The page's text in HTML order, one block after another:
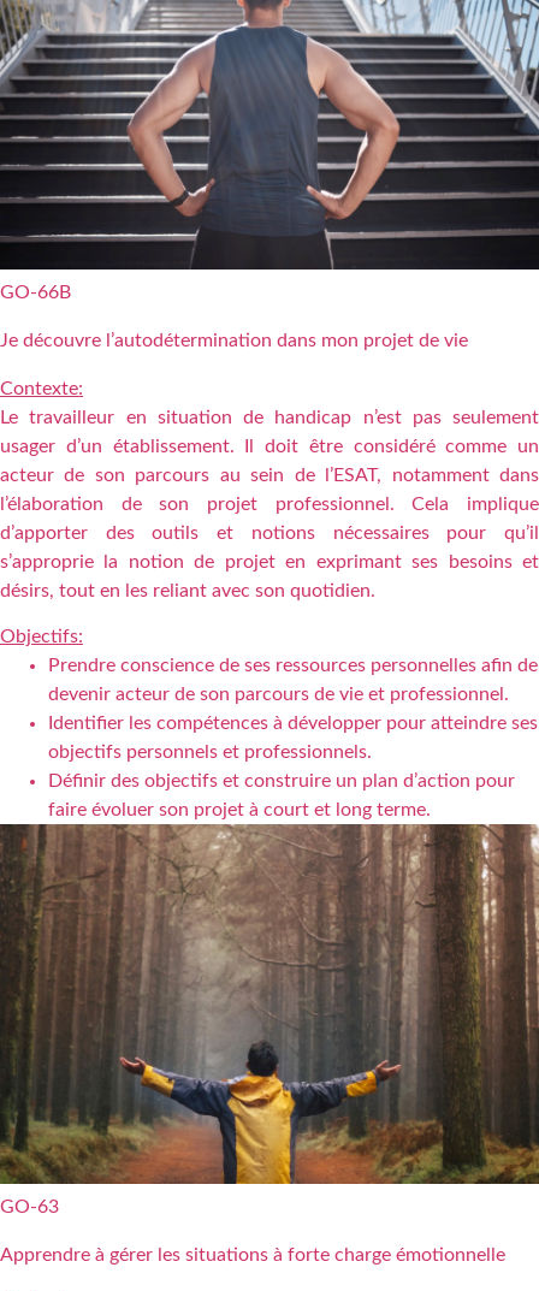
GO-66B
Je découvre l’autodétermination dans mon projet de vie
Contexte:
Le travailleur en situation de handicap n’est pas seulement
usager d’un établissement. Il doit être considéré comme un
acteur de son parcours au sein de l’ESAT, notamment dans
l’élaboration de son projet professionnel. Cela implique
d’apporter des outils et notions nécessaires pour qu’il
s’approprie la notion de projet en exprimant ses besoins et
désirs, tout en les reliant avec son quotidien.
Objectifs:
Prendre conscience de ses ressources personnelles afin de
devenir acteur de son parcours de vie et professionnel.
Identifier les compétences à développer pour atteindre ses
objectifs personnels et professionnels.
Définir des objectifs et construire un plan d’action pour
faire évoluer son projet à court et long terme.
GO-63
Apprendre à gérer les situations à forte charge émotionnelle